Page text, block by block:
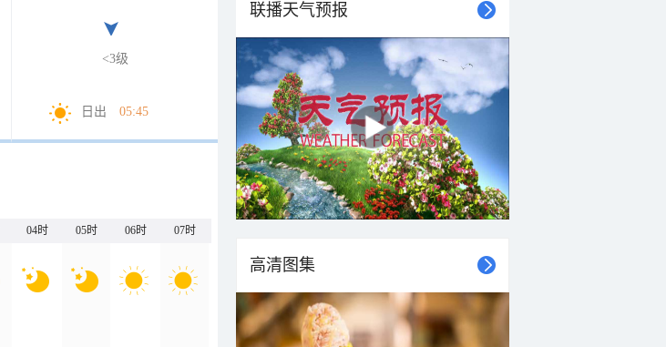
<3级
日出 05:45
04时 05时 06时 07时
联播天气预报
高清图集